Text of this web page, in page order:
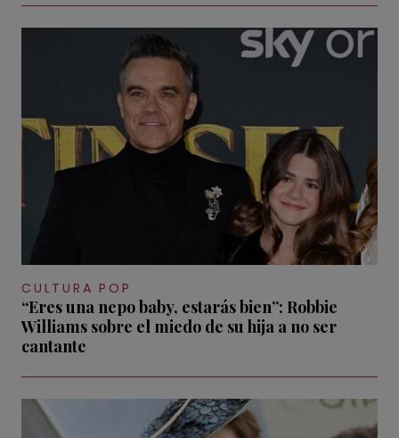
CULTURA POP
“Eres una nepo baby, estarás bien”: Robbie
Williams sobre el miedo de su hija a no ser
cantante